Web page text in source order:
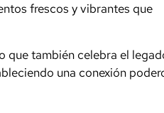
frescos y vibrantes que
que también celebra el
una conexión